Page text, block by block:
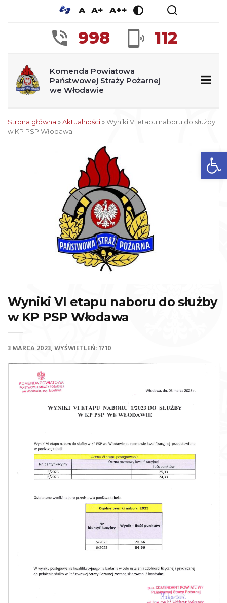
A A+ A++
998 112
Komenda Powiatowa
Państwowej Straży Pożarnej
we Włodawie
Strona główna »Aktualności»Wyniki VI etapu naboru do służby
w KP PSP Włodawa
Wyniki VI etapu naboru do służby
w KP PSP Włodawa
3 MARCA 2023 WYŚWIETLEŃ: 1710